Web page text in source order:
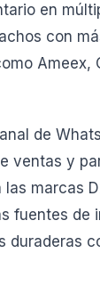
en
con
Ameex,
de
ventas y
marcas
fuentes de
duraderas